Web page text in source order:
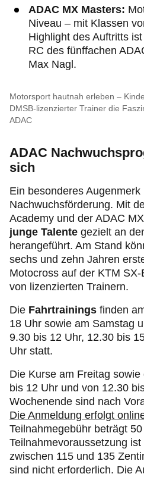
ADAC MX Masters:
Niveau – mit Klassen
Highlight des Auftritts
RC des fünffachen
Max Nagl.
Motorsport hautnah erleben –
DMSB-lizenzierter Trainer die
ADAC
ADAC
sich
Ein besonderes
Nachwuchsförderung. Mit
Academy und der ADAC
junge Talente gezielt an
herangeführt. Am Stand
sechs und zehn Jahren
Motocross auf der KTM
von lizenzierten Trainern.
Die Fahrtrainings finden
18 Uhr sowie am Samstag
9.30 bis 12 Uhr, 12.30 bis
Uhr statt.
Die Kurse am Freitag
bis 12 Uhr und von 12.30
Wochenende sind nach
Die Anmeldung erfolgt
Teilnahmegebühr beträgt
Teilnahmevoraussetzung
zwischen 115 und 135
sind nicht erforderlich. Die